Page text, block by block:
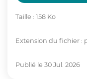
d’horaires,
être mis en
des enfants à la
académique de
Taille : 158 Ko
Extension du fichier :
Publié le 30 Jul. 2026